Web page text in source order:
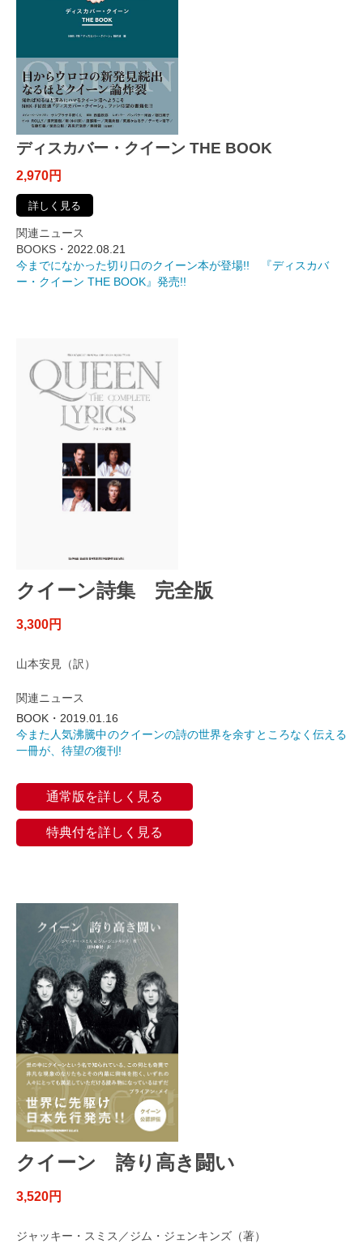
ディスカバー・クイーン THE BOOK
2,970円
詳しく見る
関連ニュース
BOOKS・ 2022.08.21
今までになかった切り口のクイーン本が登場!! 『ディスカバ
ー・クイーン THE BOOK』発売!!
クイーン詩集 完全版
3,300円
山本安見（訳）
関連ニュース
BOOK・2019.01.16
今また人気沸騰中のクイーンの詩の世界を余すところなく伝える
一冊が、待望の復刊!
通常版を詳しく見る
特典付を詳しく見る
クイーン 誇り高き闘い
3,520円
ジャッキー・スミス／ジム・ジェンキンズ（著）